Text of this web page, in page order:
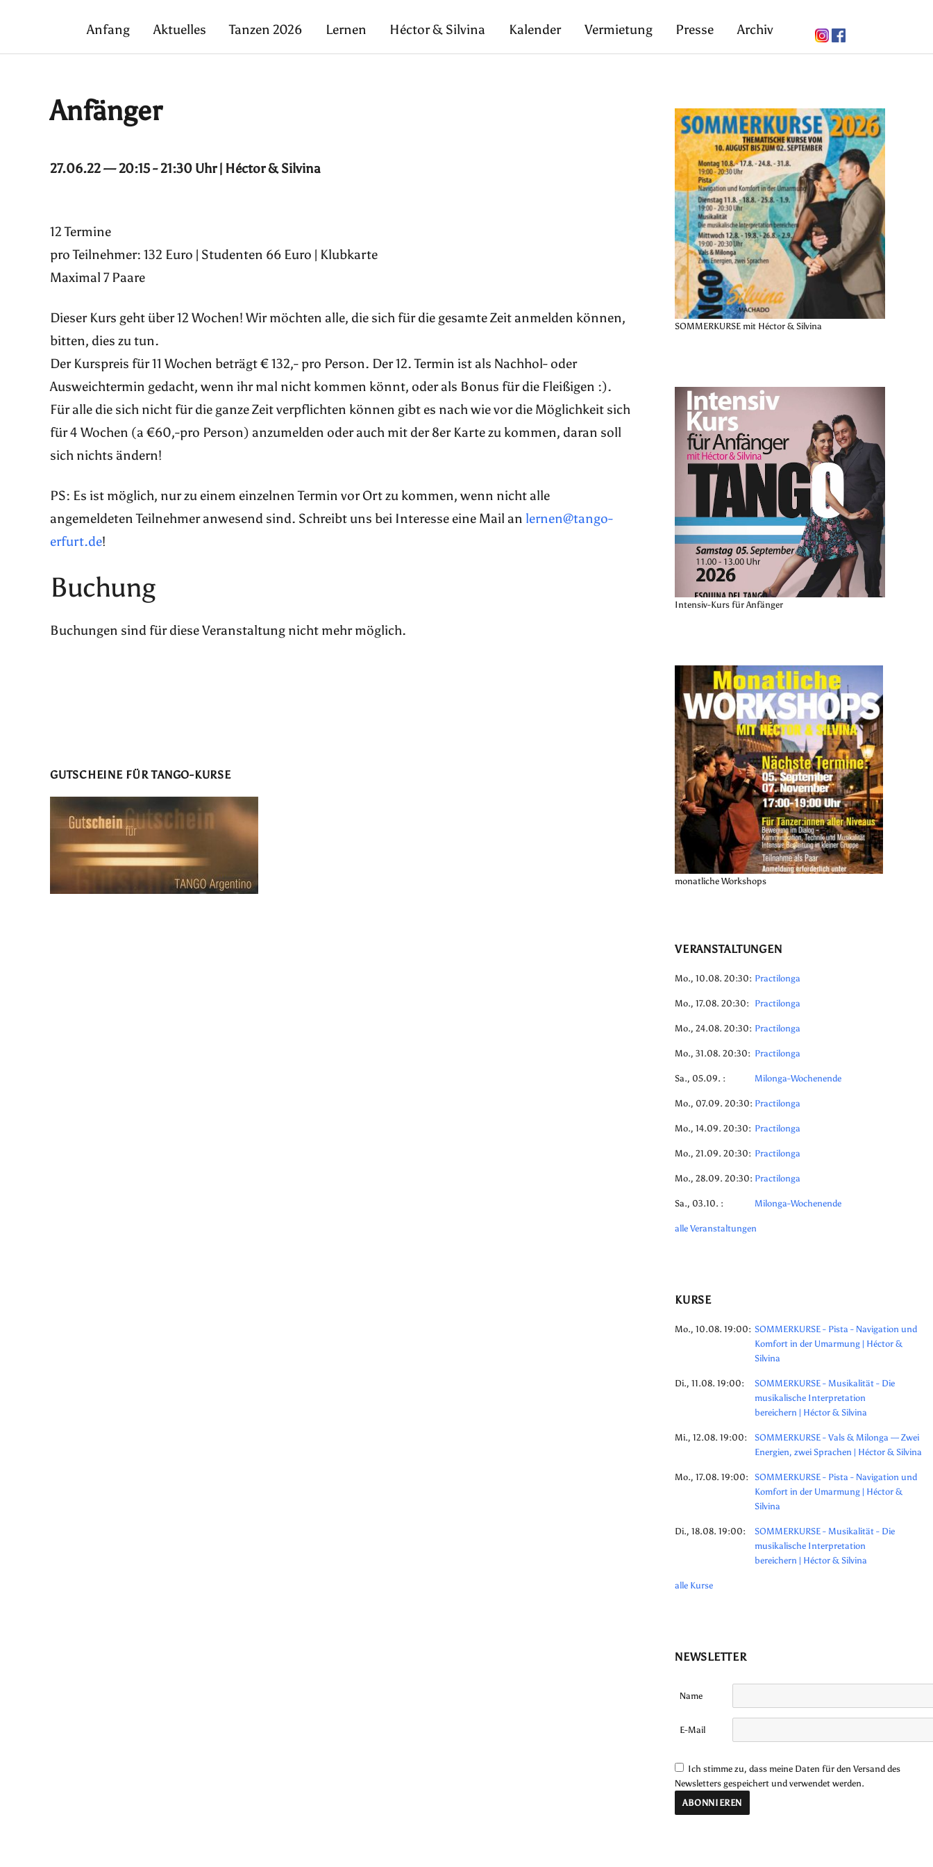
Anfang Aktuelles Tanzen 2026 Lernen Héctor & Silvina Kalender Vermietung Presse Archiv
Anfänger
27.06.22 — 20:15 - 21:30 Uhr | Héctor & Silvina
12 Termine
pro Teilnehmer: 132 Euro | Studenten 66 Euro | Klubkarte
Maximal 7 Paare
Dieser Kurs geht über 12 Wochen! Wir möchten alle, die sich für die gesamte Zeit anmelden können,
bitten, dies zu tun.
Der Kurspreis für 11 Wochen beträgt € 132,- pro Person. Der 12. Termin ist als Nachhol- oder
Ausweichtermin gedacht, wenn ihr mal nicht kommen könnt, oder als Bonus für die Fleißigen :).
Für alle die sich nicht für die ganze Zeit verpflichten können gibt es nach wie vor die Möglichkeit sich
für 4 Wochen (a €60,-pro Person) anzumelden oder auch mit der 8er Karte zu kommen, daran soll
sich nichts ändern!
PS: Es ist möglich, nur zu einem einzelnen Termin vor Ort zu kommen, wenn nicht alle
angemeldeten Teilnehmer anwesend sind. Schreibt uns bei Interesse eine Mail an lernen@tango-
erfurt.de!
Buchung
Buchungen sind für diese Veranstaltung nicht mehr möglich.
GUTSCHEINE FÜR TANGO-KURSE
SOMMERKURSE mit Héctor & Silvina
Intensiv-Kurs für Anfänger
monatliche Workshops
VERANSTALTUNGEN
Mo., 10.08. 20:30: Practilonga
Mo., 17.08. 20:30: Practilonga
Mo., 24.08. 20:30: Practilonga
Mo., 31.08. 20:30: Practilonga
Sa., 05.09. : Milonga-Wochenende
Mo., 07.09. 20:30: Practilonga
Mo., 14.09. 20:30: Practilonga
Mo., 21.09. 20:30: Practilonga
Mo., 28.09. 20:30: Practilonga
Sa., 03.10. : Milonga-Wochenende
alle Veranstaltungen
KURSE
Mo., 10.08. 19:00: SOMMERKURSE - Pista - Navigation und
Komfort in der Umarmung | Héctor &
Silvina
Di., 11.08. 19:00:
SOMMERKURSE - Musikalität - Die
musikalische Interpretation
bereichern | Héctor & Silvina
Mi., 12.08. 19:00:
SOMMERKURSE - Vals & Milonga — Zwei
Energien, zwei Sprachen | Héctor & Silvina
Mo., 17.08. 19:00: SOMMERKURSE - Pista - Navigation und
Komfort in der Umarmung | Héctor &
Silvina
Di., 18.08. 19:00:
SOMMERKURSE - Musikalität - Die
musikalische Interpretation
bereichern | Héctor & Silvina
alle Kurse
NEWSLETTER
Name
E-Mail
Ich stimme zu, dass meine Daten für den Versand des
Newsletters gespeichert und verwendet werden.